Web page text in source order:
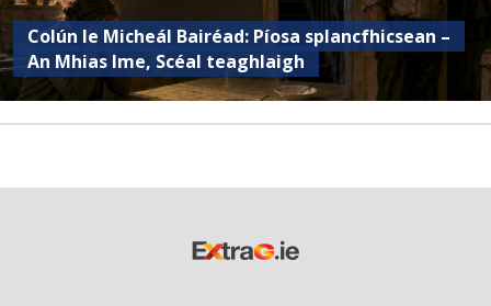
Colún le Micheál Bairéad: Píosa splancfhicsean –
An Mhias Ime, Scéal teaghlaigh